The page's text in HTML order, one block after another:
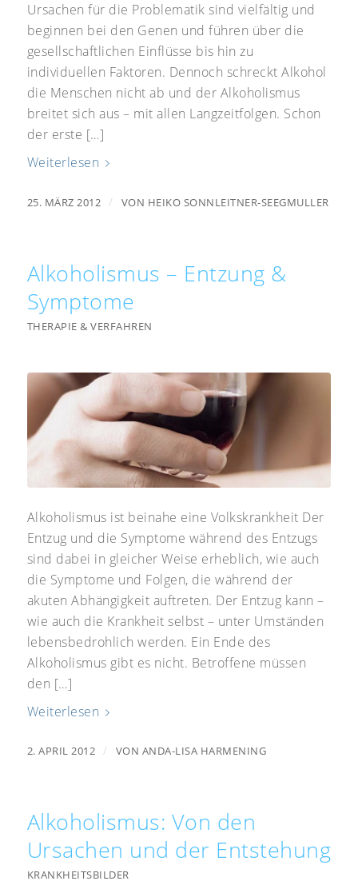
Ursachen für die Problematik sind vielfältig und
beginnen bei den Genen und führen über die
gesellschaftlichen Einflüsse bis hin zu
individuellen Faktoren. Dennoch schreckt Alkohol
die Menschen nicht ab und der Alkoholismus
breitet sich aus – mit allen Langzeitfolgen. Schon
der erste […]
Weiterlesen
25. MÄRZ 2012 / VON HEIKO SONNLEITNER-SEEGMULLER
Alkoholismus – Entzung &
Symptome
THERAPIE & VERFAHREN
Alkoholismus ist beinahe eine Volkskrankheit Der
Entzug und die Symptome während des Entzugs
sind dabei in gleicher Weise erheblich, wie auch
die Symptome und Folgen, die während der
akuten Abhängigkeit auftreten. Der Entzug kann –
wie auch die Krankheit selbst – unter Umständen
lebensbedrohlich werden. Ein Ende des
Alkoholismus gibt es nicht. Betroffene müssen
den […]
Weiterlesen
2. APRIL 2012 / VON ANDA-LISA HARMENING
Alkoholismus: Von den
Ursachen und der Entstehung
KRANKHEITSBILDER